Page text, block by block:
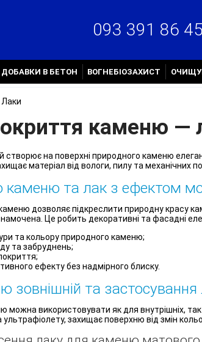
093 391 86 45
ДОБАВКИ В БЕТОН ВОГНЕБІОЗАХИСТ
Лаки
каменю —
на поверхні природного каменю
матеріал від вологи, пилу та
каменю та лак з ефектом
дозволяє підкреслити природну красу
Це робить декоративні та фасадні
та кольору природного каменю;
та забруднень;
ефекту без надмірного блиску.
зовнішній та
використовувати як для внутрішніх,
захищає поверхню від змін